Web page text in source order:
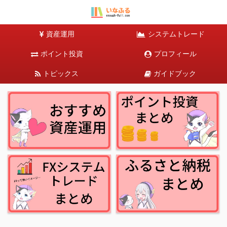
資産運用 システムトレード
ポイント投資 プロフィール
トピックス ガイドブック